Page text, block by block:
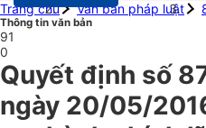
Trang chủ
Văn bản pháp luật
Thông tin văn bản
91
0
Quyết định số
ngày 20/05/